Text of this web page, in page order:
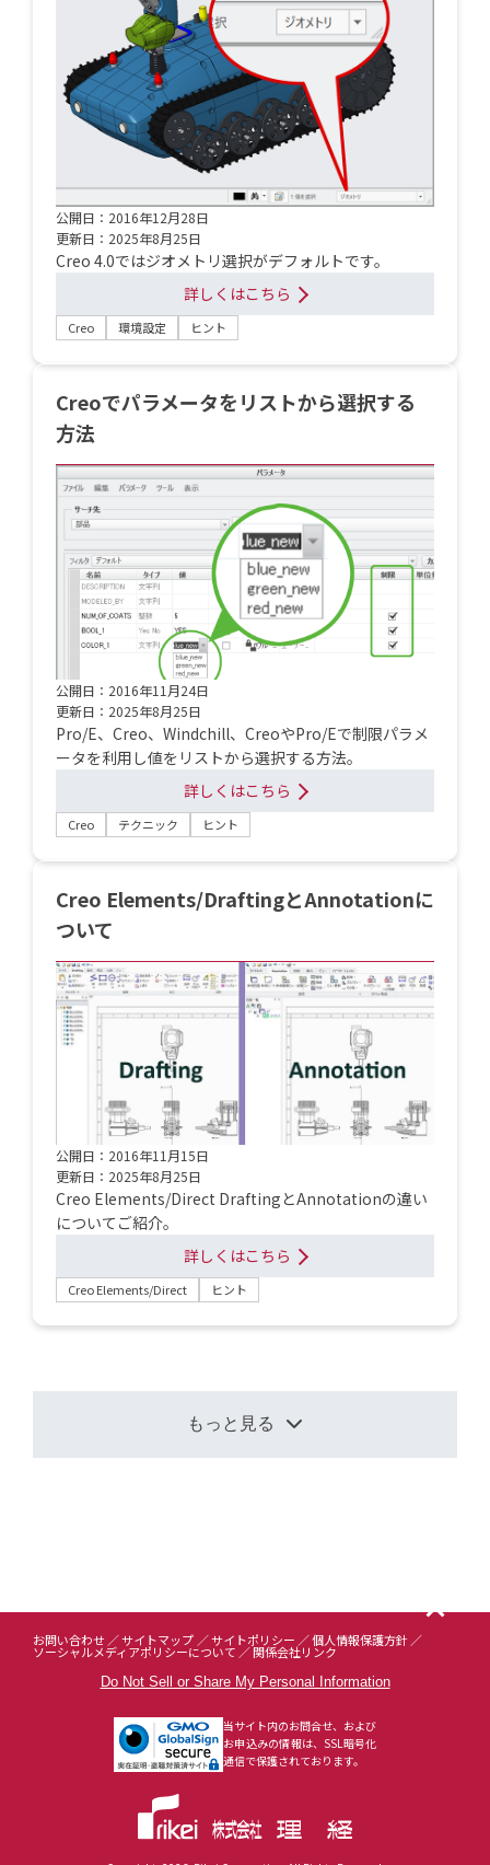
公開日：2016年12月28日
更新日：2025年8月25日
Creo 4.0ではジオメトリ選択がデフォルトです。
詳しくはこちら
Creo 環境設定 ヒント
Creoでパラメータをリストから選択する
方法
公開日：2016年11月24日
更新日：2025年8月25日
Pro/E、Creo、Windchill、CreoやPro/Eで制限パラメ
ータを利用し値をリストから選択する方法。
詳しくはこちら
Creo テクニック ヒント
Creo Elements/DraftingとAnnotationに
ついて
公開日：2016年11月15日
更新日：2025年8月25日
Creo Elements/Direct DraftingとAnnotationの違い
についてご紹介。
詳しくはこちら
Creo Elements/Direct ヒント
もっと見る
お問い合わせ サイトマップ サイトポリシー 個人情報保護方針
ソーシャルメディアポリシーについて 関係会社リンク
Do Not Sell or Share My Personal Information
当サイト内のお問合せ、および
お申込みの情報は、SSL暗号化
通信で保護されております。